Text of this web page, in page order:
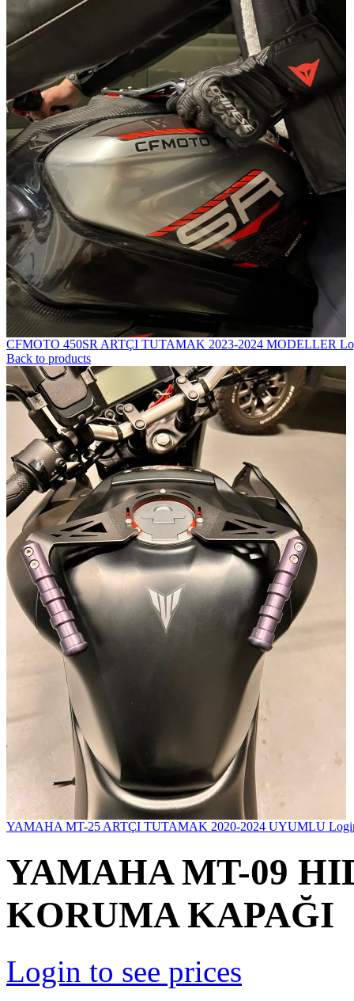
CFMOTO 450SR ARTÇI TUTAMAK 2023-2024 MODELLER
Back to products
YAMAHA MT-25 ARTÇI TUTAMAK 2020-2024 UYUMLU
YAMAHA MT-09
KORUMA KAPAĞI
Login to see prices